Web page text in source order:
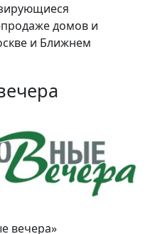
домов и
и Ближнем
вечера»